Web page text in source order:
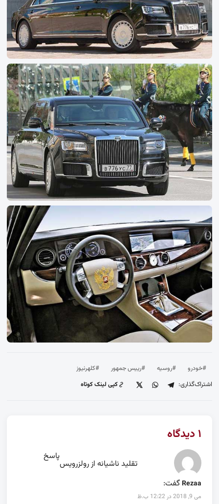
#خودرو #روسیه #رییس جمهور
#کلهرنیوز
اشتراک‌گذاری:
کپی لینک کوتاه
۱ دیدگاه
Rezaaگفت:
می 9, 2018 در 12:22 ب.ظ
تقلید ناشیانه از رولزرویس
پاسخ